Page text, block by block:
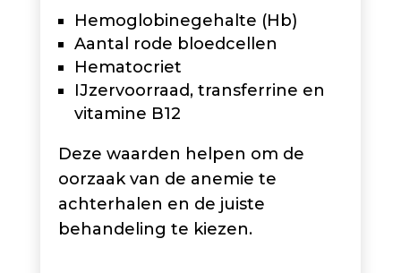
Hemoglobinegehalte (Hb)
Aantal rode bloedcellen
Hematocriet
IJzervoorraad, transferrine en
vitamine B12
Deze waarden helpen om de
oorzaak van de anemie te
achterhalen en de juiste
behandeling te kiezen.